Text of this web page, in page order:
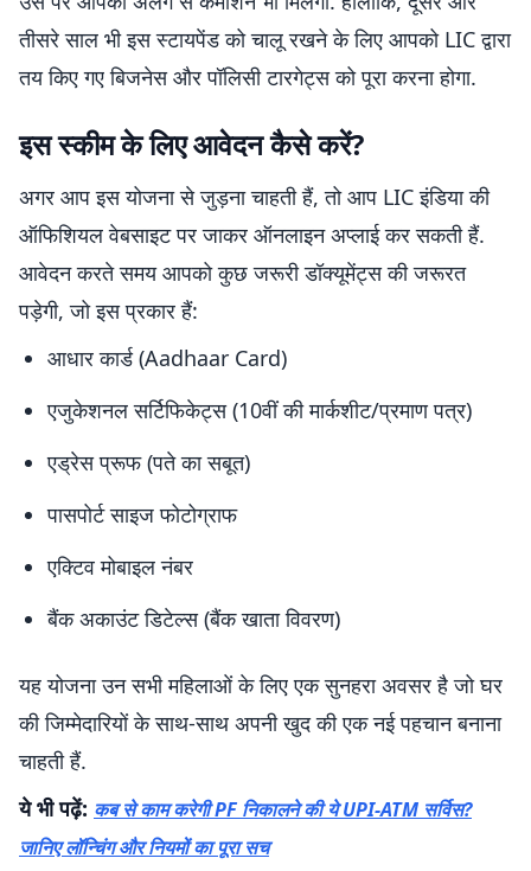
तीसरे साल भी इस स्टायपेंड को चालू रखने के लिए आपको LIC द्वारा
तय किए गए बिजनेस और पॉलिसी टारगेट्स को पूरा करना होगा.
इस स्कीम के लिए आवेदन कैसे करें?
अगर आप इस योजना से जुड़ना चाहती हैं, तो आप LIC इंडिया की
ऑफिशियल वेबसाइट पर जाकर ऑनलाइन अप्लाई कर सकती हैं.
आवेदन करते समय आपको कुछ जरूरी डॉक्यूमेंट्स की जरूरत
पड़ेगी, जो इस प्रकार हैं:
आधार कार्ड (Aadhaar Card)
एजुकेशनल सर्टिफिकेट्स (10वीं की मार्कशीट/प्रमाण पत्र)
एड्रेस प्रूफ (पते का सबूत)
पासपोर्ट साइज फोटोग्राफ
एक्टिव मोबाइल नंबर
बैंक अकाउंट डिटेल्स (बैंक खाता विवरण)
यह योजना उन सभी महिलाओं के लिए एक सुनहरा अवसर है जो घर
की जिम्मेदारियों के साथ-साथ अपनी खुद की एक नई पहचान बनाना
चाहती हैं.
ये भी पढ़ें: कब से काम करेगी PF निकालने की ये UPI-ATM सर्विस?
जानिए लॉन्चिंग और नियमों का पूरा सच